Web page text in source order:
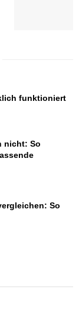
funktioniert
nicht: So
So